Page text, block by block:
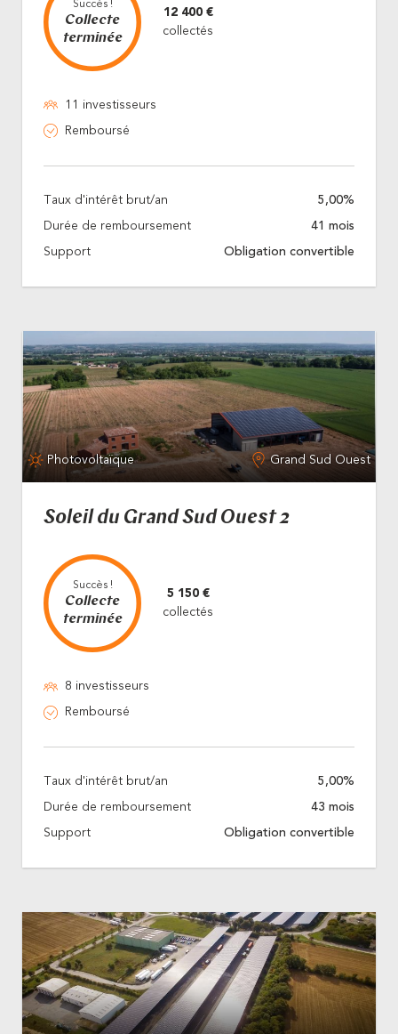
Succès !
Collecte
terminée
12 400 €
collectés
11 investisseurs
Remboursé
Taux d'intérêt brut/an 5,00%
Durée de remboursement 41 mois
Support Obligation convertible
Photovoltaïque Grand Sud Ouest
Soleil du Grand Sud Ouest 2
Succès !
Collecte
terminée
5 150 €
collectés
8 investisseurs
Remboursé
Taux d'intérêt brut/an 5,00%
Durée de remboursement 43 mois
Support Obligation convertible